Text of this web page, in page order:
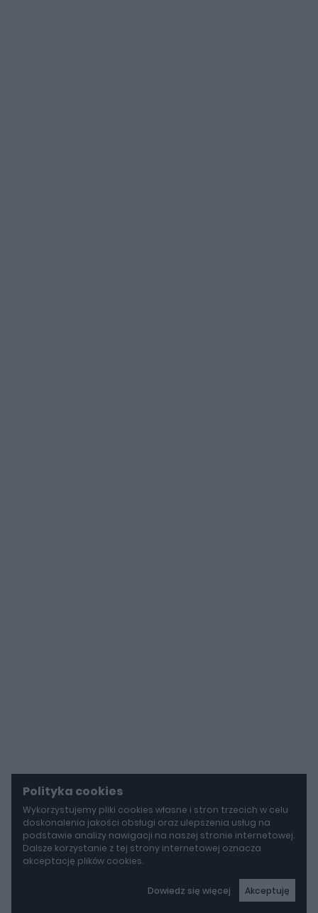
Polityka cookies
Wykorzystujemy pliki cookies własne i stron trzecich w celu
doskonalenia jakości obsługi oraz ulepszenia usług na
podstawie analizy nawigacji na naszej stronie internetowej.
Dalsze korzystanie z tej strony internetowej oznacza
akceptację plików cookies.
Dowiedz się więcej Akceptuję